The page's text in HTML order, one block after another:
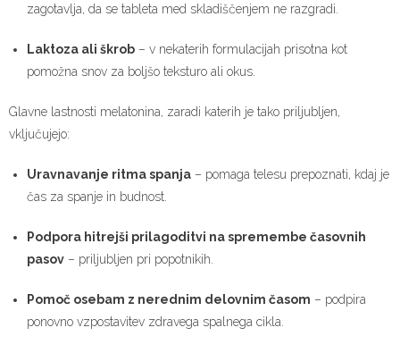
zagotavlja, da se tableta med skladiščenjem ne razgradi.
Laktoza ali škrob – v nekaterih formulacijah prisotna kot
pomožna snov za boljšo teksturo ali okus.
Glavne lastnosti melatonina, zaradi katerih je tako priljubljen,
vključujejo:
Uravnavanje ritma spanja – pomaga telesu prepoznati, kdaj je
čas za spanje in budnost.
Podpora hitrejši prilagoditvi na spremembe časovnih
pasov – priljubljen pri popotnikih.
Pomoč osebam z nerednim delovnim časom – podpira
ponovno vzpostavitev zdravega spalnega cikla.